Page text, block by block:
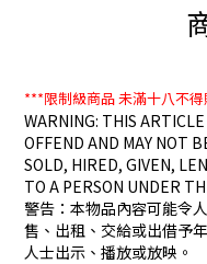
***限制級商品未滿十八不
WARNING: THIS
OFFEND AND MAY NOT
SOLD, HIRED, GIVEN,
TO A PERSON UNDER
警告：本物品內容可能令
售、出租、交給或出借予
人士出示、播放或放映。